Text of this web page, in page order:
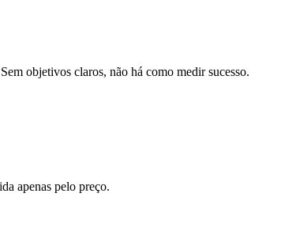
objetivos claros, não há como medir sucesso.
apenas pelo preço.